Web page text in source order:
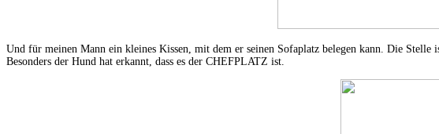
Und für meinen Mann ein kleines Kissen, mit dem er seinen Sofaplatz belegen kann. Die
Besonders der Hund hat erkannt, dass es der CHEFPLATZ ist.